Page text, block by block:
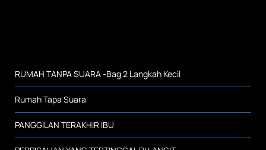
RUMAH TANPA SUARA -Bag 2 Langkah Kecil
Rumah Tapa Suara
PANGGILAN TERAKHIR IBU